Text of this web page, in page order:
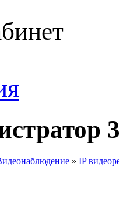
» IP